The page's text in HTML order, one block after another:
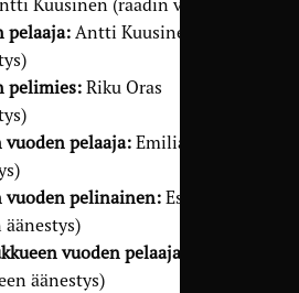
Kuusinen (raadin valinta)
pelaaja:Antti Kuusinen
pelimies:Riku Oras
pelaaja:Emilia Heino
vuoden pelinainen:Essi
vuoden pelaaja:
äänestys)